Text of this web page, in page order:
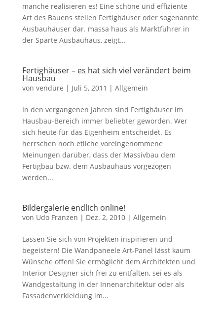
manche realisieren es! Eine schöne und effiziente
Art des Bauens stellen Fertighäuser oder sogenannte
Ausbauhäuser dar. massa haus als Marktführer in
der Sparte Ausbauhaus, zeigt...
Fertighäuser – es hat sich viel verändert beim
Hausbau
von vendure | Juli 5, 2011 | Allgemein
In den vergangenen Jahren sind Fertighäuser im
Hausbau-Bereich immer beliebter geworden. Wer
sich heute für das Eigenheim entscheidet. Es
herrschen noch etliche voreingenommene
Meinungen darüber, dass der Massivbau dem
Fertigbau bzw. dem Ausbauhaus vorgezogen
werden...
Bildergalerie endlich online!
von Udo Franzen | Dez. 2, 2010| Allgemein
Lassen Sie sich von Projekten inspirieren und
begeistern! Die Wandpaneele Art-Panel lässt kaum
Wünsche offen! Sie ermöglicht dem Architekten und
Interior Designer sich frei zu entfalten, sei es als
Wandgestaltung in der Innenarchitektur oder als
Fassadenverkleidung im...